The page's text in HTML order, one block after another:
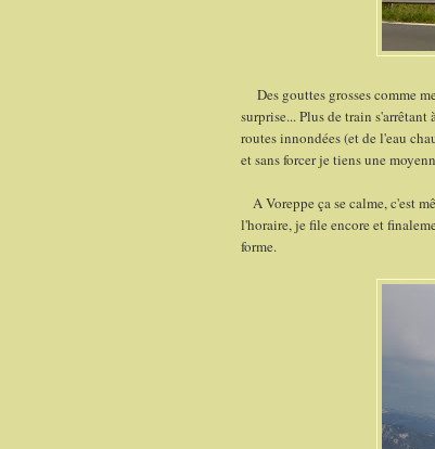
Des gouttes grosses comme
surprise... Plus de train
routes innondées (et de l'eau
et sans forcer je tiens une
A Voreppe ça se calme, c'est
l'horaire, je file encore et
forme.